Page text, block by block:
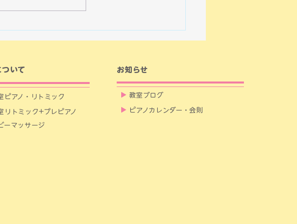
な
出会いを積極的に活用し、自身の
ついて
ピアノ・リトミック
リトミック+プレピアノ
お知らせ
▶教室ブログ
▶ ピアノカレンダー・会則
ーマッサージ